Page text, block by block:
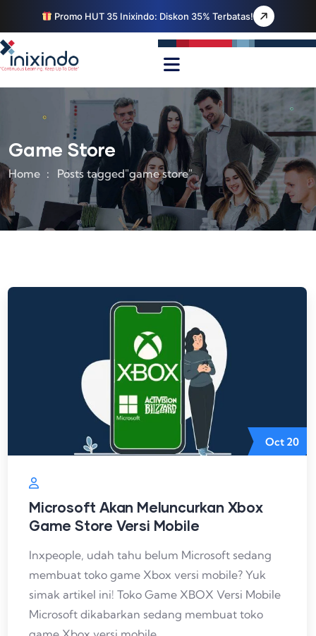
Promo HUT 35 Inixindo: Diskon 35% Terbatas!
Game Store
Home Posts tagged"game store"
Oct 20
Microsoft Akan Meluncurkan Xbox
Game Store Versi Mobile
Inxpeople, udah tahu belum Microsoft sedang
membuat toko game Xbox versi mobile? Yuk
simak artikel ini! Toko Game XBOX Versi Mobile
Microsoft dikabarkan sedang membuat toko